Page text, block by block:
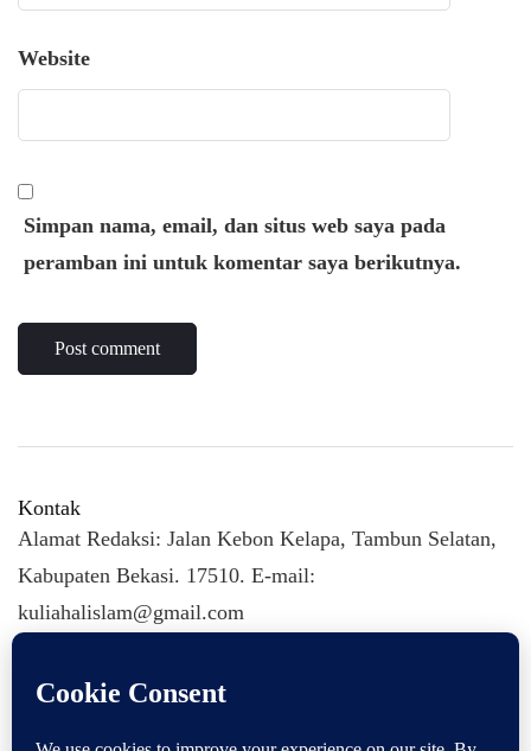
Website
Simpan nama, email, dan situs web saya pada
peramban ini untuk komentar saya berikutnya.
Kontak
Alamat Redaksi: Jalan Kebon Kelapa, Tambun Selatan,
Kabupaten Bekasi. 17510. E-mail:
kuliahalislam@gmail.com